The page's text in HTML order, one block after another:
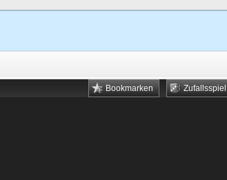
Zufallsspiel
Bookmarken